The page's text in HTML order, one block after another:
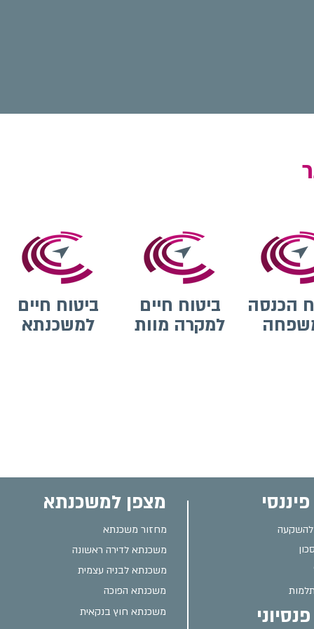
ביטוח חיים
למשכנתא
ביטוח חיים
למקרה מוות
הכנסה
מצפן למשכנתא
מחזור משכנתא
משכנתא לדירה ראשונה
משכנתא לבניה עצמית
משכנתא הפוכה
משכנתא חוץ בנקאית
להשקעה